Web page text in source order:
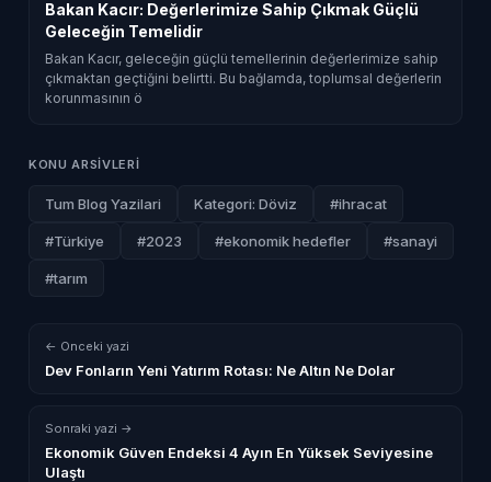
Bakan Kacır: Değerlerimize Sahip Çıkmak Güçlü
Geleceğin Temelidir
Bakan Kacır, geleceğin güçlü temellerinin değerlerimize sahip
çıkmaktan geçtiğini belirtti. Bu bağlamda, toplumsal değerlerin
korunmasının ö
KONU ARSIVLERI
Tum Blog Yazilari Kategori: Döviz #ihracat
#Türkiye #2023 #ekonomik hedefler #sanayi
#tarım
← Onceki yazi
Dev Fonların Yeni Yatırım Rotası: Ne Altın Ne Dolar
Sonraki yazi →
Ekonomik Güven Endeksi 4 Ayın En Yüksek Seviyesine
Ulaştı